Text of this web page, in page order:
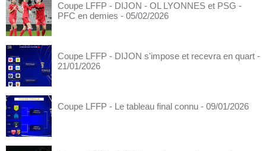
Coupe LFFP - DIJON - OL LYONNES et PSG -
PFC en demies - 05/02/2026
Coupe LFFP - DIJON s'impose et recevra en quart -
21/01/2026
Coupe LFFP - Le tableau final connu - 09/01/2026